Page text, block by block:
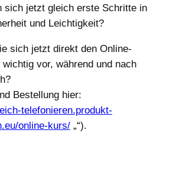
sich jetzt gleich erste Schritte in
und Leichtigkeit?
sich jetzt direkt den Online-
vor, während und nach
Bestellung hier:
telefonieren.produkt-
online-kurs/„‌“).